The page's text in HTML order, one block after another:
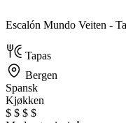
Escalón Mundo Veiten -
Tapas
Bergen
Spansk
Kjøkken
$ $ $ $